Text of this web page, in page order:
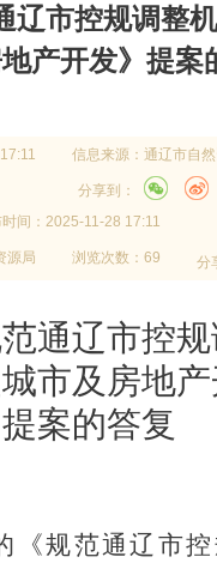
辽市控规调整
产开发》提案
信息来源： 通辽市自
分享到：
间： 2025-11-28 17:11
源局 浏览次数：69 分
通辽市控
市及房地产
提案的答复
《规范通辽市